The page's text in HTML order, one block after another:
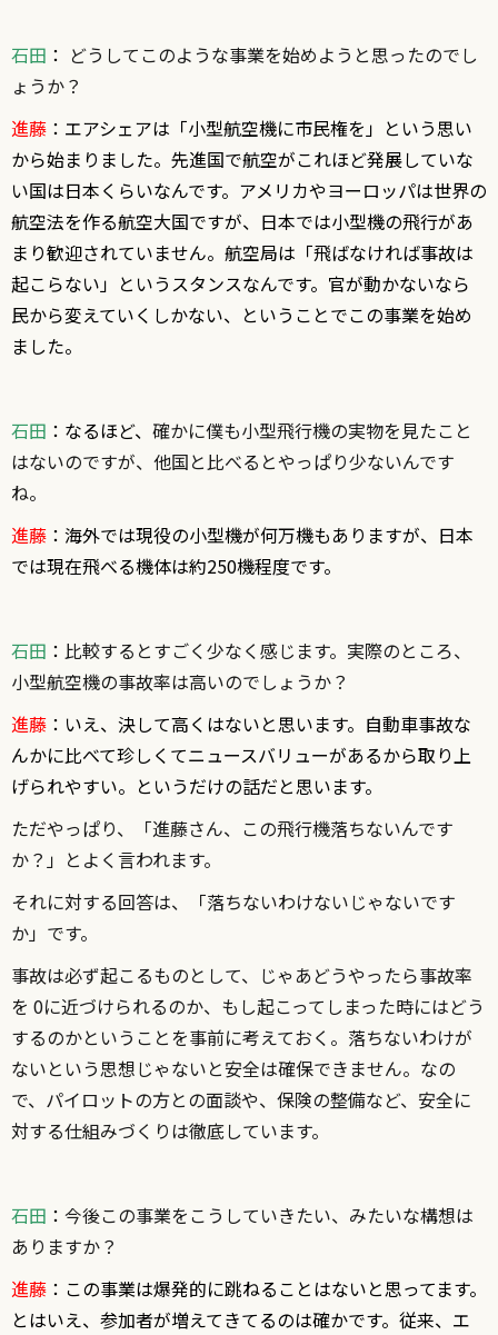
石田 ： どうしてこのような事業を始めようと思ったのでし
ょうか？
進藤 ：エアシェアは「小型航空機に市民権を」という思い
から始まりました。先進国で航空がこれほど発展していな
い国は日本くらいなんです。アメリカやヨーロッパは世界の
航空法を作る航空大国ですが、日本では小型機の飛行があ
まり歓迎されていません。航空局は「飛ばなければ事故は
起こらない」というスタンスなんです。官が動かないなら
民から変えていくしかない、ということでこの事業を始め
ました。
石田 ：なるほど、 確かに僕も小型飛行機の実物を見たこと
はないのですが、他国と比べるとやっぱり少ないんです
ね。
進藤 ：海外では現役の小型機が何万機もありますが、日本
では現在飛べる機体は約250機程度です。
石田 ： 比較するとすごく少なく感じます。実際のところ、
小型航空機の事故率は高いのでしょうか？
進藤 ：いえ、決して高くはないと思います。自動車事故な
んかに比べて珍しくてニュースバリューがあるから取り上
げられやすい。というだけの話だと思います。
ただやっぱり、「進藤さん、この飛行機落ちないんです
か？」とよく言われます。
それに対する回答は、「落ちないわけないじゃないです
か」です。
事故は必ず起こるものとして、じゃあどうやったら事故率
を 0に近づけられるのか、もし起こってしまった時にはどう
するのかということを事前に考えておく。落ちないわけが
ないという思想じゃないと安全は確保できません。なの
で、パイロットの方との面談や、保険の整備など、安全に
対する仕組みづくりは徹底しています。
石田 ： 今後この事業をこうしていきたい、みたいな構想は
ありますか？
進藤 ：この事業は爆発的に跳ねることはないと思ってます。
とはいえ、参加者が増えてきてるのは確かです。従来、エ